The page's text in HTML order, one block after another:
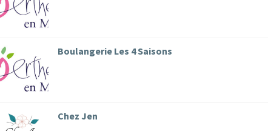
Boulangerie Les 4 Saisons
Chez Jen